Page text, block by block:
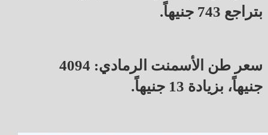
بتراجع 743 جنيهاً.
سعر طن الأسمنت الرمادي: 4094
جنيهاً، بزيادة 13 جنيهاً.